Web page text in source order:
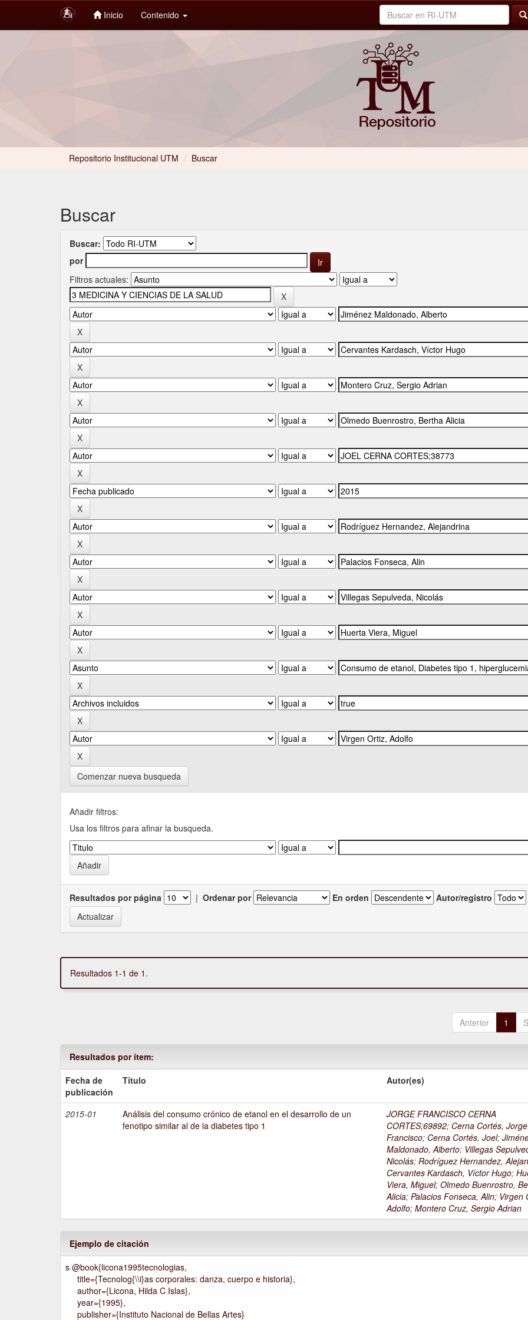
Inicio Contenido
Repositorio Institucional UTM / Buscar
Buscar
Buscar:
por
Filtros actuales:
Comenzar nueva busqueda
Añadir filtros:
Usa los filtros para afinar la busqueda.
Resultados por página | Ordenar por En orden Autor/registro
Resultados 1-1 de 1.
Anterior 1
Resultados por ítem:
Fecha de
publicación
Título Autor(es)
2015-01
Análisis del consumo crónico de etanol en el desarrollo de un
fenotipo similar al de la diabetes tipo 1
JORGE FRANCISCO CERNA
CORTES;69892; Cerna Cortés, Jorge
Francisco; Cerna Cortés, Joel;
Maldonado, Alberto; Villegas
Nicolás;Rodríguez Hernandez,
Cervantes Kardasch, Víctor Hugo;
Viera, Miguel;Olmedo Buenrostro,
Alicia;Palacios Fonseca, Alin; Virgen
Adolfo;Montero Cruz, Sergio Adrian
Ejemplo de citación
s @book{licona1995tecnologias,
title={Tecnolog{\\i}as corporales: danza, cuerpo e historia},
author={Licona, Hilda C Islas},
year={1995},
publisher={Instituto Nacional de Bellas Artes}